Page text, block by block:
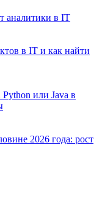
аналитики в IT
в IT и как найти
или Java в
2026 года: рост